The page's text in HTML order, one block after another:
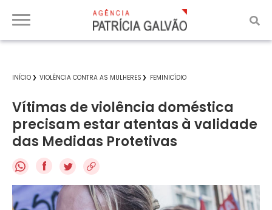
INÍCIO VIOLÊNCIA CONTRA AS MULHERES FEMINICÍDIO
Vítimas de violência doméstica
precisam estar atentas à validade
das Medidas Protetivas
f